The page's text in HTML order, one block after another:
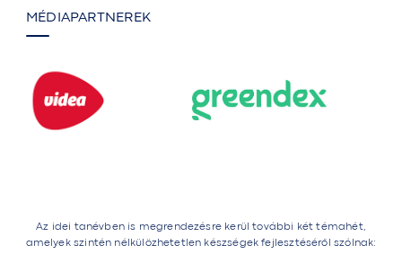
MÉDIAPARTNEREK
Az idei tanévben is megrendezésre kerül további két témahét,
amelyek szintén nélkülözhetetlen készségek fejlesztéséről szólnak: